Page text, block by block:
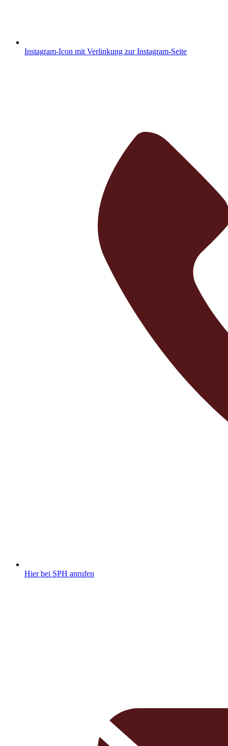
Instagram-Icon mit Verlinkung zur Instagram-Seite
Hier bei SPH anrufen